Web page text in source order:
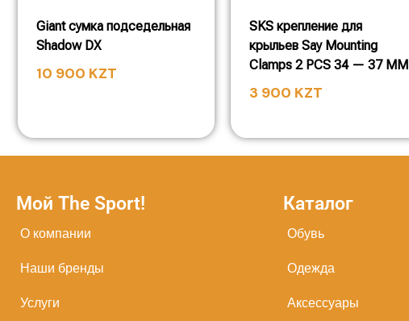
Giant сумка подседельная
Shadow DX
10 900 KZT
SKS крепление для
крыльев Say Mounting
Clamps 2 PCS 34 — 37 MM
3 900 KZT
Мой The Sport!
О компании
Наши бренды
Услуги
Каталог
Обувь
Одежда
Аксессуары